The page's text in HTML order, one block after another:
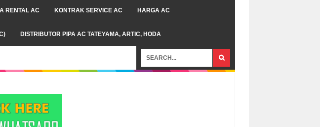
RENTAL AC KONTRAK SERVICE AC HARGA AC
DISTRIBUTOR PIPA AC TATEYAMA, ARTIC, HODA